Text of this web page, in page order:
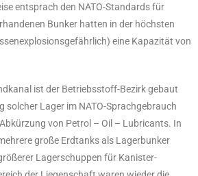
entsprach den NATO-Standards für
Bunker hatten in der höchsten
eine Kapazität von
ist der Betriebsstoff-Bezirk gebaut
solcher Lager im NATO-Sprachgebrauch
von Petrol – Oil – Lubricants. In
große Erdtanks als Lagerbunker
Lagerschuppen für Kanister-